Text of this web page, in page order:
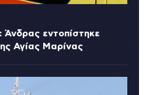
εντοπίστηκε
Αγίας Μαρίνας